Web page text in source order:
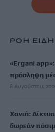
ΡΟΗ
«Ergani
πρόσληψη
8 Αυγούστου,
Χανιά:
δωρεάν